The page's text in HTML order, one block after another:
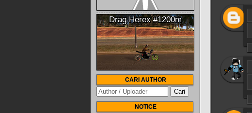
Drag Herex #1200m
CARI AUTHOR
NOTICE